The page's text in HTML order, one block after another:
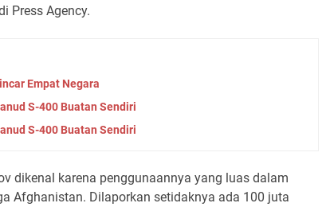
Press Agency.
Empat Negara
S-400 Buatan Sendiri
S-400 Buatan Sendiri
dikenal karena penggunaannya yang luas dalam
Afghanistan. Dilaporkan setidaknya ada 100 juta